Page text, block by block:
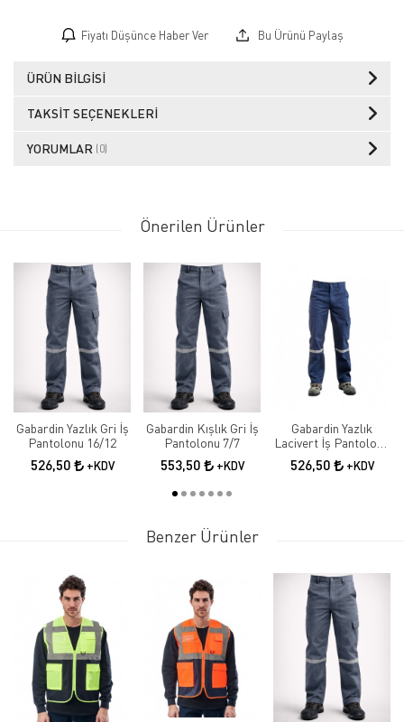
Fiyatı Düşünce Haber Ver Bu Ürünü Paylaş
ÜRÜN BILGISI
TAKSIT SEÇENEKLERI
YORUMLAR (0)
Önerilen Ürünler
Gabardin Yazlık Gri İş
Pantolonu 16/12
526,50 +KDV
Gabardin Kışlık Gri İş
Pantolonu 7/7
553,50 +KDV
Gabardin Yazlık
Lacivert İş Pantolonu
16/12
526,50 +KDV
Benzer Ürünler